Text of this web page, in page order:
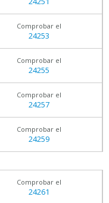
Comprobar el
24253
Comprobar el
24255
Comprobar el
24257
Comprobar el
24259
Comprobar el
24261